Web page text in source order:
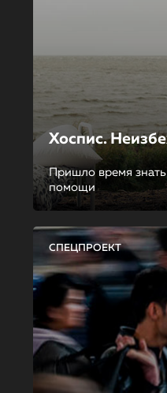
Хоспис.
Пришло время
помощи
СПЕЦПРОЕКТ